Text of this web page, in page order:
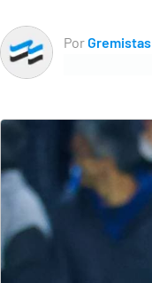
PorGremistas